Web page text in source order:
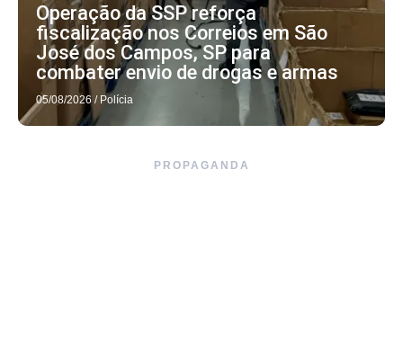
Operação da SSP reforça
fiscalização nos Correios em São
José dos Campos, SP para
combater envio de drogas e armas
05/08/2026 / Polícia
PROPAGANDA